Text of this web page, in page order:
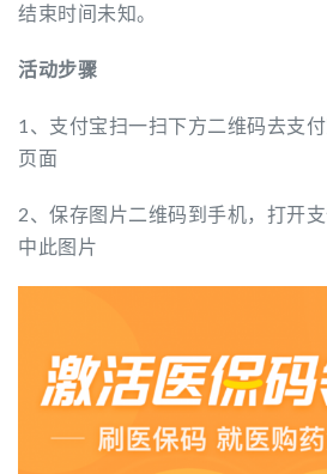
结束时间未知。
活动步骤
1、支付宝扫一扫下方二维码去支
页面
2、保存图片二维码到手机，打开
中此图片